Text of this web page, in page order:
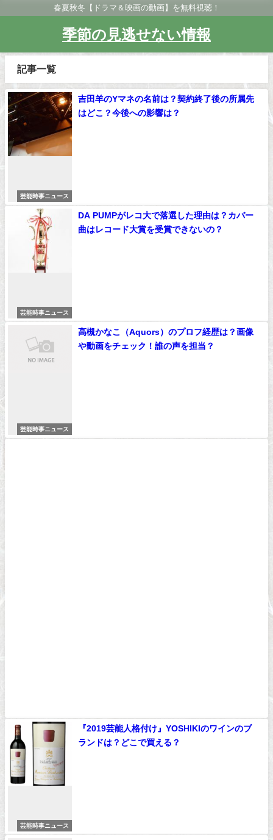
春夏秋冬【ドラマ＆映画の動画】を無料視聴！
季節の見逃せない情報
記事一覧
芸能時事ニュース
吉田羊のYマネの名前は？契約終了後の所属先
はどこ？今後への影響は？
芸能時事ニュース
DA PUMPがレコ大で落選した理由は？カバー
曲はレコード大賞を受賞できないの？
芸能時事ニュース
高槻かなこ（Aquors）のプロフ経歴は？画像
や動画をチェック！誰の声を担当？
芸能時事ニュース
『2019芸能人格付け』YOSHIKIのワインのブ
ランドは？どこで買える？